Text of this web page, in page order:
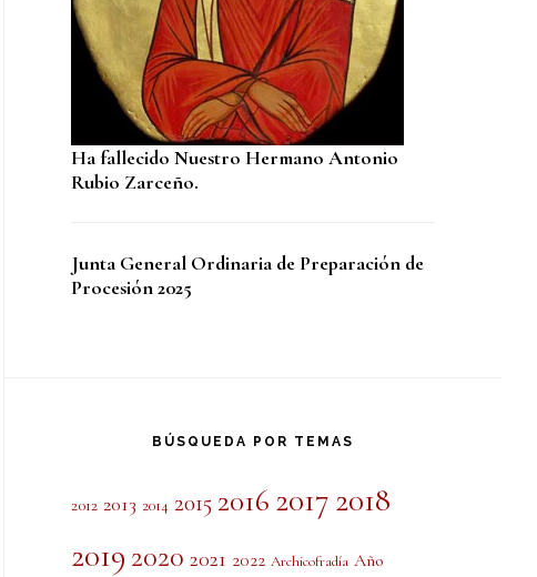
Ha fallecido Nuestro Hermano Antonio
Rubio Zarceño.
Junta General Ordinaria de Preparación de
Procesión 2025
BÚSQUEDA POR TEMAS
2012 2013 2014 20152016 2017 2018
2019 2020 2021 2022 Archicofradía Año